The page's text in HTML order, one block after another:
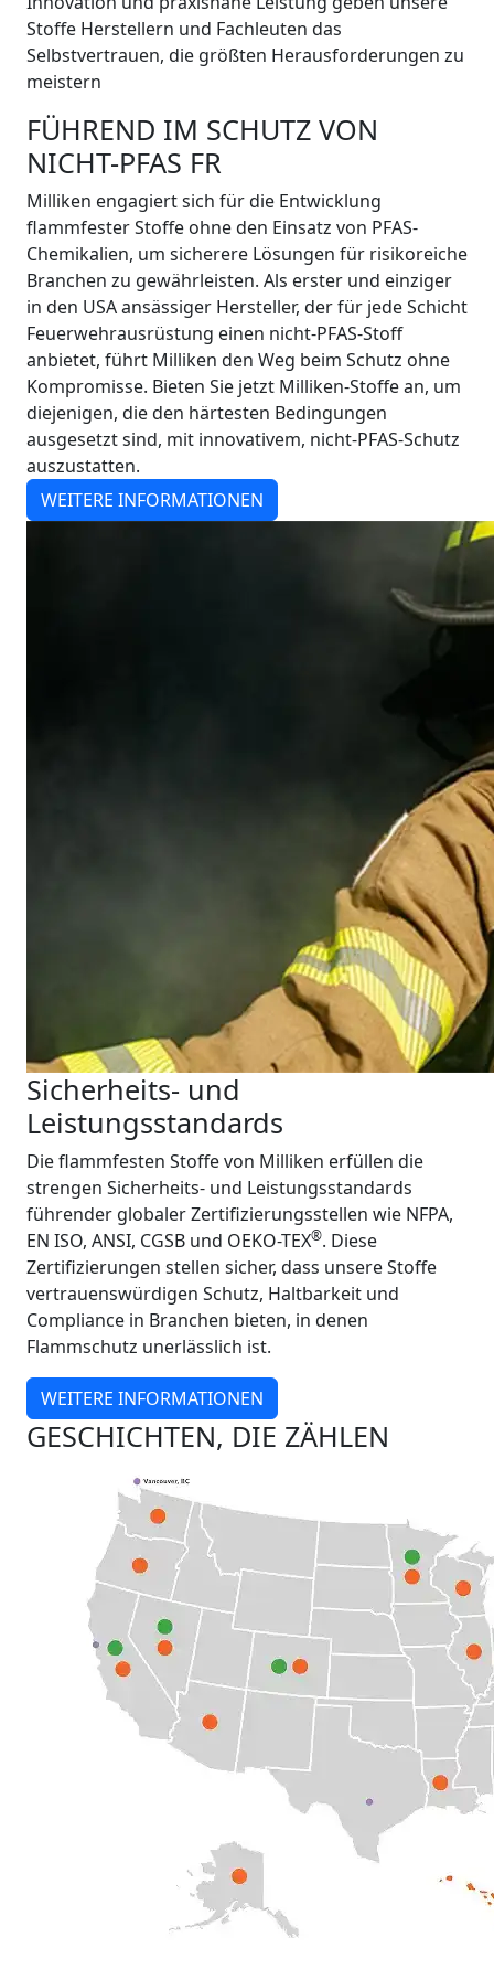
Stoffe Herstellern und Fachleuten das
Selbstvertrauen, die größten Herausforderungen zu
meistern
FÜHREND IM SCHUTZ VON
NICHT-PFAS FR
Milliken engagiert sich für die Entwicklung
flammfester Stoffe ohne den Einsatz von PFAS-
Chemikalien, um sicherere Lösungen für risikoreiche
Branchen zu gewährleisten. Als erster und einziger
in den USA ansässiger Hersteller, der für jede Schicht
Feuerwehrausrüstung einen nicht-PFAS-Stoff
anbietet, führt Milliken den Weg beim Schutz ohne
Kompromisse. Bieten Sie jetzt Milliken-Stoffe an, um
diejenigen, die den härtesten Bedingungen
ausgesetzt sind, mit innovativem, nicht-PFAS-Schutz
auszustatten.
WEITERE INFORMATIONEN
Sicherheits- und
Leistungsstandards
Die flammfesten Stoffe von Milliken erfüllen die
strengen Sicherheits- und Leistungsstandards
führender globaler Zertifizierungsstellen wie NFPA,
EN ISO, ANSI, CGSB und OEKO-TEX®. Diese
Zertifizierungen stellen sicher, dass unsere Stoffe
vertrauenswürdigen Schutz, Haltbarkeit und
Compliance in Branchen bieten, in denen
Flammschutz unerlässlich ist.
WEITERE INFORMATIONEN
GESCHICHTEN, DIE ZÄHLEN